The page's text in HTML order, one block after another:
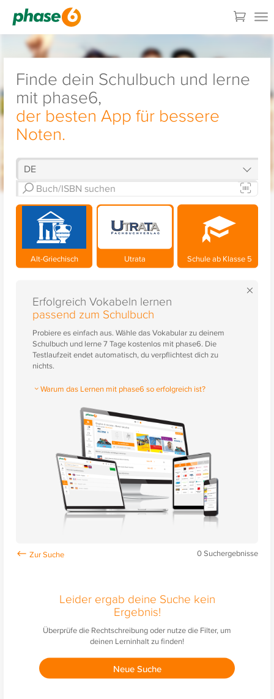
Finde dein Schulbuch und lerne
mit phase6,
der besten App für bessere
Noten.
Alt-Griechisch Utrata Schule ab Klasse 5
×
Erfolgreich Vokabeln lernen
passend zum Schulbuch
Probiere es einfach aus. Wähle das Vokabular zu deinem
Schulbuch und lerne 7 Tage kostenlos mit phase6. Die
Testlaufzeit endet automatisch, du verpflichtest dich zu
nichts.
Warum das Lernen mit phase6 so erfolgreich ist?
0Suchergebnisse
Leider ergab deine Suche kein
Ergebnis!
Überprüfe die Rechtschreibung oder nutze die Filter, um
deinen Lerninhalt zu finden!
Neue Suche